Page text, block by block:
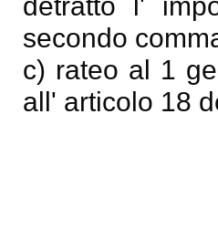
secondo
c) rateo al 1
all' articolo 18